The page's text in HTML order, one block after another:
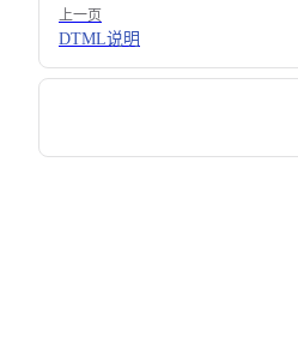
上一页
DTML说明